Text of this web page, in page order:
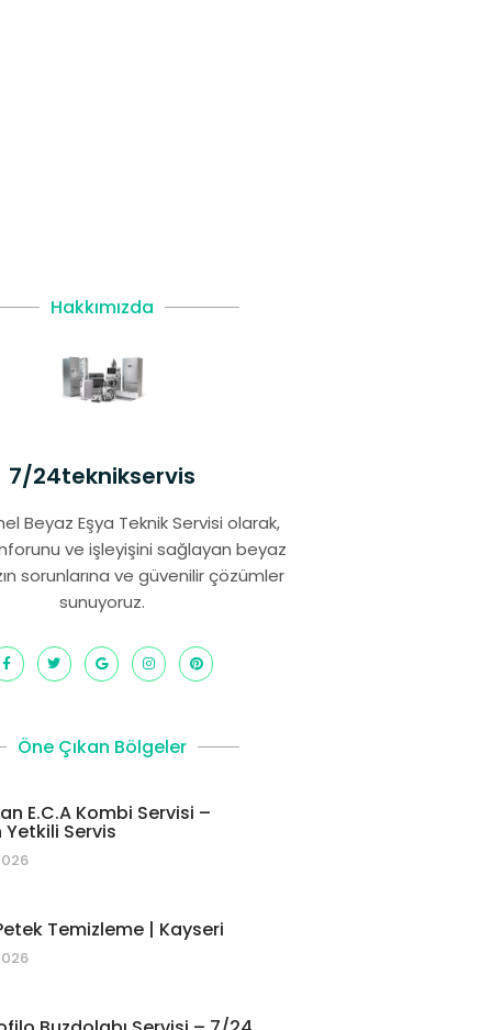
Hakkımızda
7/24teknikservis
Beyaz Eşya Teknik Servisi olarak,
ve işleyişini sağlayan beyaz
sorunlarına ve güvenilir çözümler
sunuyoruz.
Öne Çıkan Bölgeler
E.C.A Kombi Servisi –
Servis
Temizleme | Kayseri